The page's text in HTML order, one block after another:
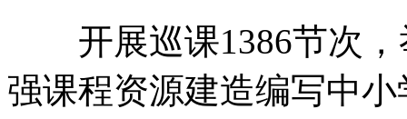
开展巡课1386节次，
强课程资源建造编写中